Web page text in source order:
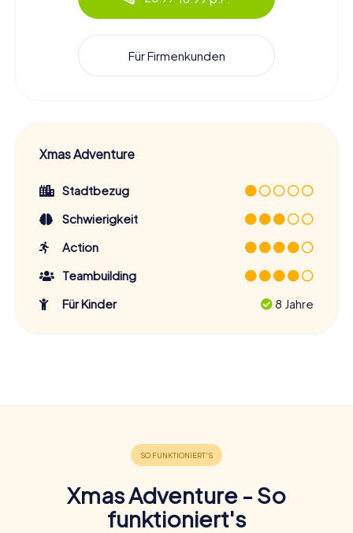
Für Firmenkunden
Xmas Adventure
Stadtbezug
Schwierigkeit
Action
Teambuilding
Für Kinder
8 Jahre
Xmas Adventure - So
funktioniert's